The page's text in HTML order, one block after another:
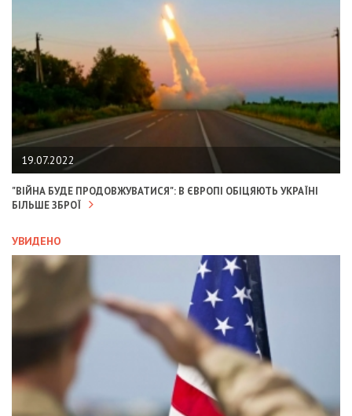
19.07.2022
"ВІЙНА БУДЕ ПРОДОВЖУВАТИСЯ": В ЄВРОПІ ОБІЦЯЮТЬ УКРАЇНІ
БІЛЬШЕ ЗБРОЇ
УВИДЕНО